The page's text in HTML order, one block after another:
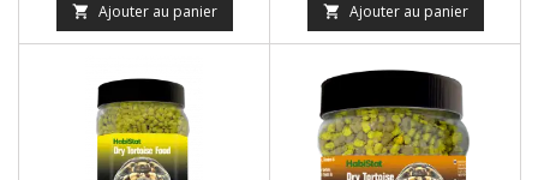
 Ajouter au panier  Ajouter au panier